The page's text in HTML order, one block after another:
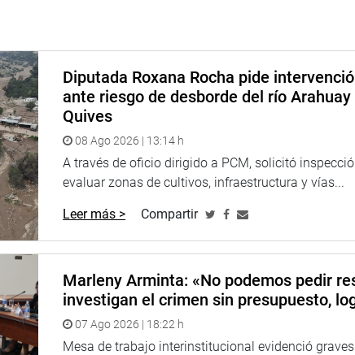
Diputada Roxana Rocha pide
ante riesgo de desborde del río Arahuay
Quives
08 Ago 2026 | 13:14 h
A través de oficio dirigido a PCM, solicitó
evaluar zonas de cultivos, infraestructura y vías...
Leer más > Compartir
Marleny Arminta: «No podemos pedir
investigan el crimen sin presupuesto,
07 Ago 2026 | 18:22 h
Mesa de trabajo interinstitucional evidenció